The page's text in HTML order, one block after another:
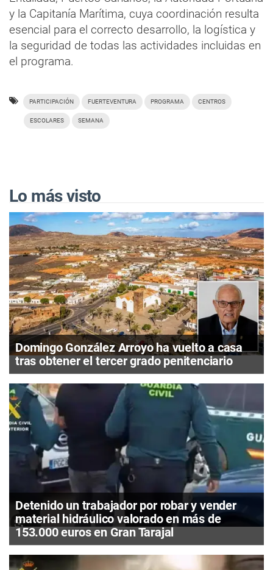
y la Capitanía Marítima, cuya coordinación resulta
esencial para el correcto desarrollo, la logística y
la seguridad de todas las actividades incluidas en
el programa.
PARTICIPACIÓN FUERTEVENTURA PROGRAMA CENTROS
ESCOLARES SEMANA
Lo más visto
Domingo González Arroyo ha vuelto a casa
tras obtener el tercer grado penitenciario
Detenido un trabajador por robar y vender
material hidráulico valorado en más de
153.000 euros en Gran Tarajal